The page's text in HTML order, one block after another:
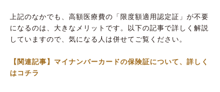
上記のなかでも、高額医療費の「限度額適用認定証」が不要
になるのは、大きなメリットです。以下の記事で詳しく解説
していますので、気になる人は併せてご覧ください。
【関連記事】マイナンバーカードの保険証について、詳しく
はコチラ